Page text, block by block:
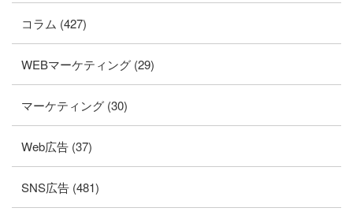
コラム (427)
WEBマーケティング (29)
マーケティング (30)
Web広告 (37)
SNS広告 (481)